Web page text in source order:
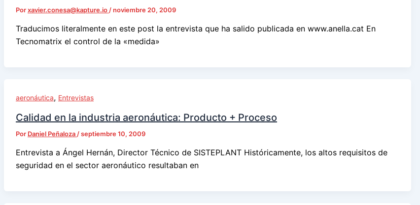
Porxavier.conesa@kapture.io /noviembre 20, 2009
Traducimos literalmente en este post la entrevista que ha salido publicada en www.anella.cat En
Tecnomatrix el control de la «medida»
aeronáutica, Entrevistas
Calidad en la industria aeronáutica: Producto + Proceso
Por Daniel Peñaloza /septiembre 10, 2009
Entrevista a Ángel Hernán, Director Técnico de SISTEPLANT Históricamente, los altos requisitos de
seguridad en el sector aeronáutico resultaban en